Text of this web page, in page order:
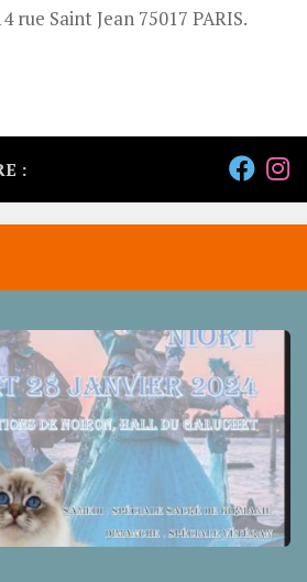
rue Saint Jean 75017 PARIS.
: